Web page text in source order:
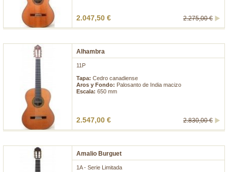
2.275,00 €
2.047,50 €
Alhambra
11P
Tapa: Cedro canadiense
Aros y Fondo: Palosanto de India macizo
Escala: 650 mm
2.830,00 €
2.547,00 €
Amalio Burguet
1A - Serie Limitada